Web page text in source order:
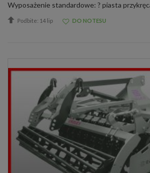
Podbite: 14 lip DO NOTESU